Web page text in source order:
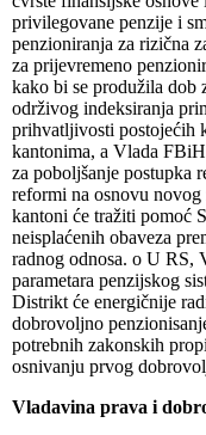
privilegovane penzije i
penzioniranja za rizična
za prijevremeno
kako bi se produžila dob
održivog indeksiranja
prihvatljivosti postojećih
kantonima, a Vlada
za poboljšanje postupka
reformi na osnovu
kantoni će tražiti pomoć
neisplaćenih obaveza
radnog odnosa. o U RS,
parametara penzijskog
Distrikt će energičnije
dobrovoljno
potrebnih zakonskih
osnivanju prvog
Vladavina prava i